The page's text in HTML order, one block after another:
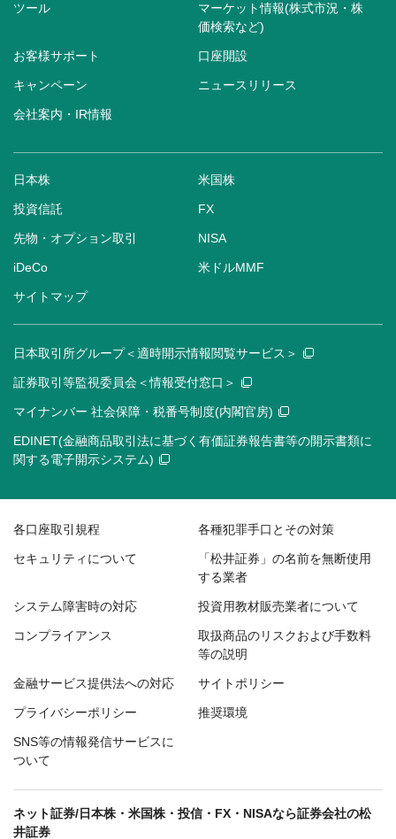
ツール
マーケット情報(株式市況・株
価検索など)
お客様サポート 口座開設
キャンペーン ニュースリリース
会社案内・IR情報
日本株 米国株
投資信託 FX
先物・オプション取引 NISA
iDeCo 米ドルMMF
サイトマップ
日本取引所グループ＜適時開示情報閲覧サービス＞
証券取引等監視委員会＜情報受付窓口＞
マイナンバー 社会保障・税番号制度(内閣官房)
EDINET(金融商品取引法に基づく有価証券報告書等の開示書類に
関する電子開示システム)
各口座取引規程 各種犯罪手口とその対策
セキュリティについて
「松井証券」の名前を無断使用
する業者
システム障害時の対応 投資用教材販売業者について
コンプライアンス
取扱商品のリスクおよび手数料
等の説明
金融サービス提供法への対応 サイトポリシー
プライバシーポリシー 推奨環境
SNS等の情報発信サービスに
ついて
ネット証券/日本株・米国株・投信・FX・NISAなら証券会社の松
井証券